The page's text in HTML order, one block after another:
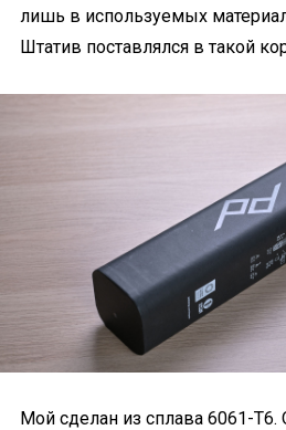
лишь в используемых
Штатив поставлялся в такой
Мой сделан из сплава 6061-Т6.